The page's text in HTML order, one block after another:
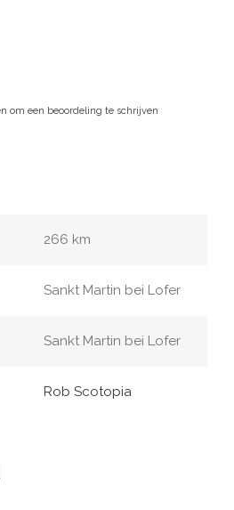
om een beoordeling te schrijven
266 km
Sankt Martin bei Lofer
Sankt Martin bei Lofer
Rob Scotopia